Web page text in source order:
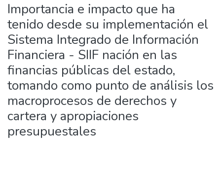
Importancia e impacto que ha
tenido desde su implementación el
Sistema Integrado de Información
Financiera - SIIF nación en las
financias públicas del estado,
tomando como punto de análisis los
macroprocesos de derechos y
cartera y apropiaciones
presupuestales